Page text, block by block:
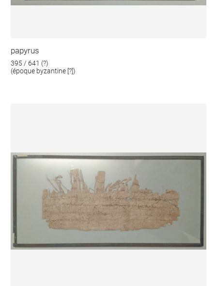
papyrus
395 / 641 (?)
(époque byzantine [?])